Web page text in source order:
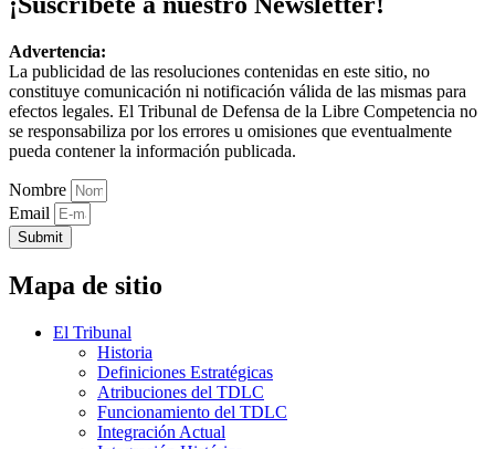
Advertencia:
La publicidad de las resoluciones contenidas en este sitio, no
constituye comunicación ni notificación válida de las mismas para
efectos legales. El Tribunal de Defensa de la Libre Competencia no
se responsabiliza por los errores u omisiones que eventualmente
pueda contener la información publicada.
Nombre
Email
Submit
Mapa de sitio
El Tribunal
Historia
Definiciones Estratégicas
Atribuciones del TDLC
Funcionamiento del TDLC
Integración Actual